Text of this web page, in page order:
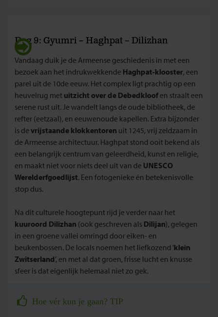
Dag 9: Gyumri – Haghpat – Dilizhan
Vandaag duik je de Armeense geschiedenis in met een
bezoek aan het indrukwekkende Haghpat-klooster, een
parel uit de 10de eeuw. Het complex ligt prachtig op een
heuvelrug met uitzicht over de Debedkloofen straalt een
serene rust uit. Je wandelt langs de oude bibliotheek, de
refter (eetzaal), en eeuwenoude kapellen. Extra bijzonder
is de vrijstaande klokkentoren uit 1245, vrij zeldzaam in
de Armeense architectuur. Haghpat stond ooit bekend als
een belangrijk centrum van geleerdheid, kunst en religie,
en maakt niet voor niets deel uit van de UNESCO
Werelderfgoedlijst. Een fotogenieke én betekenisvolle
stop dus.
Na dit culturele hoogtepunt rijd je verder naar het
kuuroord Dilizhan (ook geschreven als Dilijan), gelegen
in een groene vallei omringd door eiken- en
beukenbossen. De locals noemen het liefkozend ‘klein
Zwitserland’, en met al dat groen, frisse lucht en knusse
sfeer is dat eigenlijk helemaal niet zo gek.
Hoe vér kun je gaan? TIP